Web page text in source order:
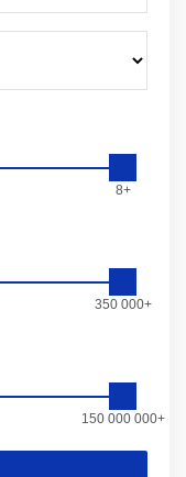
8+
350 000+
150 000 000+